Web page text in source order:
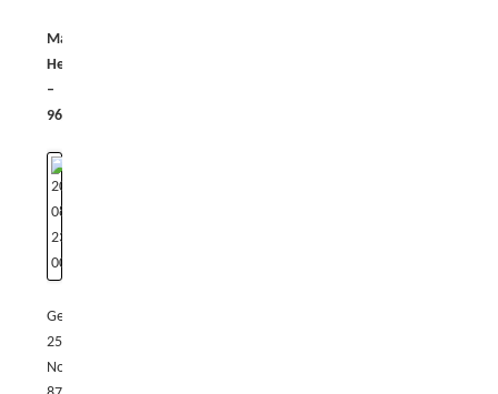
Maximilian
Heft
–
96/120kg
Geburtstag:
25.06.1990
Normalgewicht: